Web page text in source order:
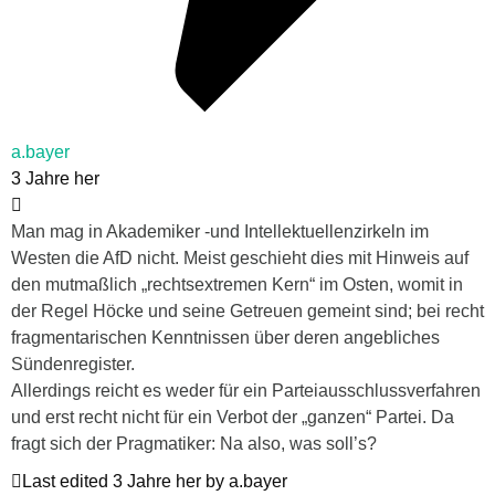
a.bayer
3 Jahre her
Man mag in Akademiker -und Intellektuellenzirkeln im
Westen die AfD nicht. Meist geschieht dies mit Hinweis auf
den mutmaßlich „rechtsextremen Kern“ im Osten, womit in
der Regel Höcke und seine Getreuen gemeint sind; bei recht
fragmentarischen Kenntnissen über deren angebliches
Sündenregister.
Allerdings reicht es weder für ein Parteiausschlussverfahren
und erst recht nicht für ein Verbot der „ganzen“ Partei. Da
fragt sich der Pragmatiker: Na also, was soll’s?
Last edited 3 Jahre her by a.bayer